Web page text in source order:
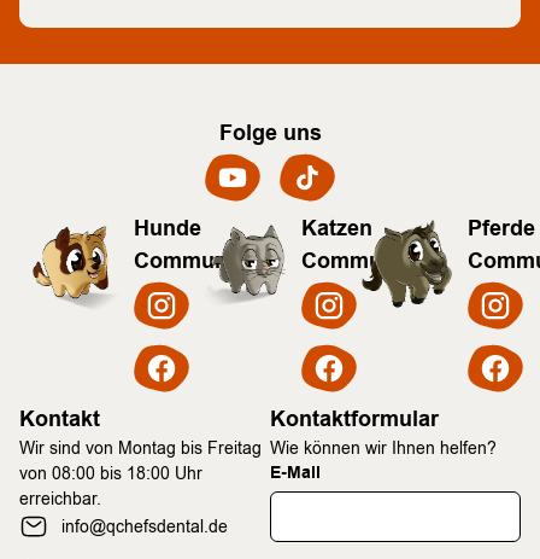
Folge uns
Hunde
Community
Katzen
Community
Pferde
Kontakt
Wir sind von Montag bis Freitag
von 08:00 bis 18:00 Uhr
erreichbar.
info@qchefsdental.de
Kontaktformular
Wie können wir Ihnen helfen?
E-Mail